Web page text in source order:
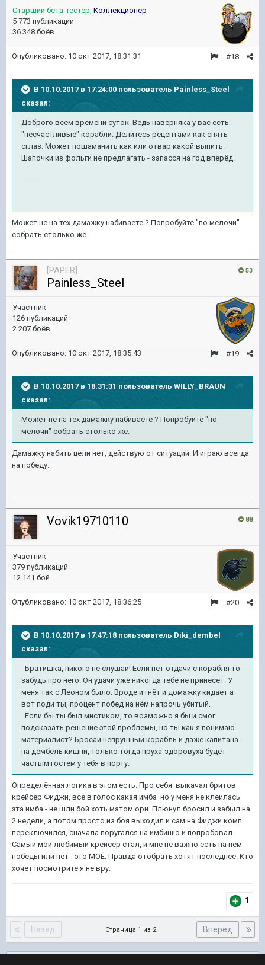
Старший бета-тестер, Коллекционер
5 773 публикации
36 348 боёв
#18
Опубликовано: 10 окт 2017, 18:31:31
В 10.10.2017 в 17:24:00 пользователь Painless_Steel
сказал:
Доброго всем времени суток. Ведь наверняка у вас есть
"несчастливые" корабли. Делитесь рецептами как снять
сглаз. Может пошаманить как или отвар какой выпить.
Шапочки из фольги не предлагать - запасся на год вперёд.
Может не на тех дамажку набиваете ? Попробуйте "по мелочи"
собрать столько же.
53
[PAPER]
Painless_Steel
Участник
126 публикаций
2 207 боёв
#19
Опубликовано: 10 окт 2017, 18:35:43
В 10.10.2017 в 18:31:31 пользователь WILLY_BRAUN
сказал:
Может не на тех дамажку набиваете ? Попробуйте "по
мелочи" собрать столько же.
Дамажку набить цели нет, действую от ситуации. И играю всегда
на победу.
88
Vovik19710110
Участник
379 публикаций
12 141 бой
#20
Опубликовано: 10 окт 2017, 18:36:25
В 10.10.2017 в 17:47:18 пользователь Diki_dembel
сказал:
Братишка, никого не слушай! Если нет отдачи с корабля то
забудь про него. Он удачи уже никогда тебе не принесёт. У
меня так с Леоном было. Вроде и гнёт и домажку кидает а
вот поди ты, процент побед на нём напрочь убитый.
Если бы ты был мистиком, то возможно я бы и смог
подсказать решение этой проблемы, но ты как я понимаю
материалист? Бросай непрушный корабль и даже капитана
на дембель кишни, только тогда пруха-здоровуха будет
частым гостем у тебя в порту.
Определённая логика в этом есть. Про себя выкачал бритов
крейсер Фиджи, все в голос какая имба но у меня не клеилась
эта имба - не шли бой хоть матом ори. Плюнул бросил и забыл на
2 недели, а потом просто из боя выходил и сам на Фиджи комп
переключился, сначала поругался на имбищю и попробовал.
Самый мой любимый крейсер стал, и мне не важно есть на нём
победы или нет - это МОЁ. Правда отобрать хотят последнее. Кто
хочет посмотрите я не вру.
1
Назад Вперёд
Страница 1 из 2